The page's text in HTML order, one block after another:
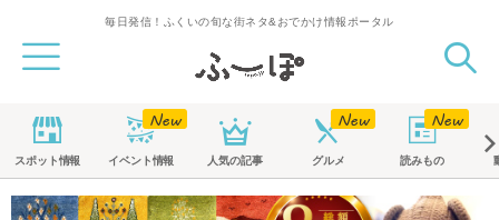
毎日発信！ふくいの旬な街ネタ&おでかけ情報ポータル
スポット情報 イベント情報 人気の記事 グルメ 読みもの